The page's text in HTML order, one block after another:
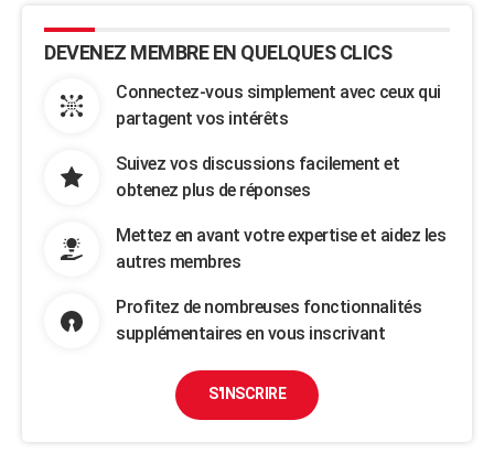
DEVENEZ MEMBRE EN QUELQUES CLICS
Connectez-vous simplement avec ceux qui
partagent vos intérêts
Suivez vos discussions facilement et
obtenez plus de réponses
Mettez en avant votre expertise et aidez les
autres membres
Profitez de nombreuses fonctionnalités
supplémentaires en vous inscrivant
S'INSCRIRE